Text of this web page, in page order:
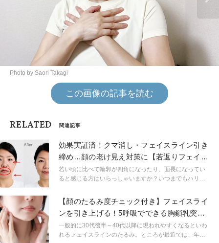
Photo by Saori Takagi
この画像の記事を読む
RELATED 関連記事
効果実証済！クマ消し・フェイスライン引き
締め…顔の老け見え対策に【若返りフェイス
マッサージ】
若い頃に比べて輪郭が四角になったり、面長になってい
ると感じる方はいらっしゃいますか？いつまでもハリの
メのケアを紹介いたします。
【顔のたるみ度チェック付き】フェイスライ
ンを引き上げる！5呼吸でできる胸鎖乳突筋
ストレッチ
一般的に30代後半～40代以降に現われやすくなるといわ
れるフェイスラインのたるみ。ところが最近では、年齢